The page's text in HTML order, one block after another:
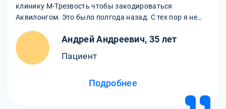
клинику М-Трезвость чтобы закодироваться
Аквилонгом. Это было полгода назад. С тех пор я не
желания. Я чувствую себя лучше, нашел новую работу,
восстановил отношения с семьей. Благодаря врачам
клиники у меня началась новая жизнь без водки.
Андрей Андреевич, 35 лет
Пациент
Подробнее